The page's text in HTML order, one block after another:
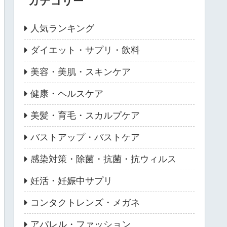
人気ランキング
ダイエット・サプリ・飲料
美容・美肌・スキンケア
健康・ヘルスケア
美髪・育毛・スカルプケア
バストアップ・バストケア
感染対策・除菌・抗菌・抗ウィルス
妊活・妊娠中サプリ
コンタクトレンズ・メガネ
アパレル・ファッション